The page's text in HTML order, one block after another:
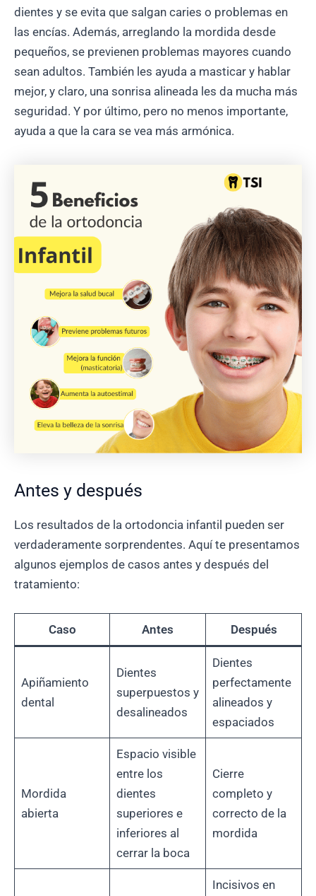
dientes y se evita que salgan caries o problemas en
las encías. Además, arreglando la mordida desde
pequeños, se previenen problemas mayores cuando
sean adultos. También les ayuda a masticar y hablar
mejor, y claro, una sonrisa alineada les da mucha más
seguridad. Y por último, pero no menos importante,
ayuda a que la cara se vea más armónica.
Antes y después
Los resultados de la ortodoncia infantil pueden ser
verdaderamente sorprendentes. Aquí te presentamos
algunos ejemplos de casos antes y después del
tratamiento:
Caso Antes Después
Apiñamiento
dental
Dientes
superpuestos y
desalineados
Dientes
perfectamente
alineados y
espaciados
Mordida
abierta
Espacio visible
entre los
dientes
superiores e
inferiores al
cerrar la boca
Cierre
completo y
correcto de la
mordida
Incisivos en